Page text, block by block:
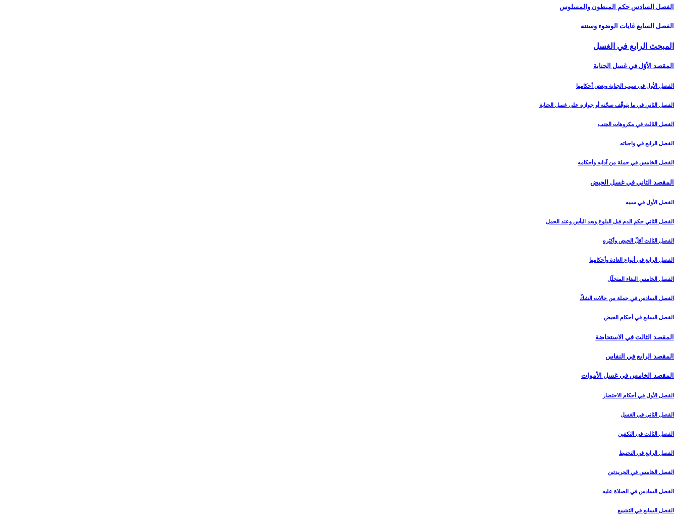
الفصل السادس حكم المبطون والمسلوس‏
الفصل السابع غايات الوضوء وسننه‏
المبحث الرابع في الغسل‏
المقصد الأوّل في غسل الجنابة
الفصل الأول في سبب الجنابة وبعض أحكامها
الفصل الثاني في ما يتوقّف صحّته أو جوازه على غسل الجنابة
الفصل الثالث في مكروهات الجنب‏
الفصل الرابع في واجباته
الفصل الخامس في جملة من آدابه وأحكامه‏
المقصد الثاني في غسل الحيض‏
الفصل الأول في سببه
الفصل الثاني حكم الدم قبل البلوغ وبعد اليأس وعند الحمل‏
الفصل الثالث أقلّ الحيض وأكثره‏
الفصل الرابع في أنواع العادة وأحكامها
الفصل الخامس النقاء المتخلّل‏
الفصل السادس في جملة من حالات الشكّ‏
الفصل السابع في أحكام الحيض
المقصد الثالث في الاستحاضة
المقصد الرابع في النفاس‏
المقصد الخامس في غسل الأموات‏
الفصل الأول في أحكام الاحتضار
الفصل الثاني في الغسل
الفصل الثالث في التكفين
الفصل الرابع‏ في التحنيط
الفصل الخامس في الجريدتين
الفصل السادس في الصلاة عليه
الفصل السابع في التشييع